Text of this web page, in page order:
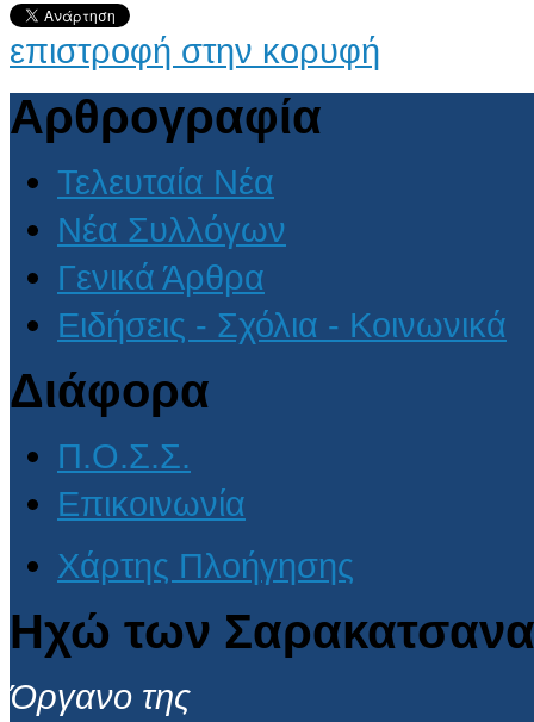
επιστροφή στην κορυφή
Αρθρογραφία
Τελευταία Νέα
Νέα Συλλόγων
Γενικά Άρθρα
Ειδήσεις - Σχόλια - Κοινωνικά
Διάφορα
Π.Ο.Σ.Σ.
Επικοινωνία
Χάρτης Πλοήγησης
Ηχώ των
Όργανο της